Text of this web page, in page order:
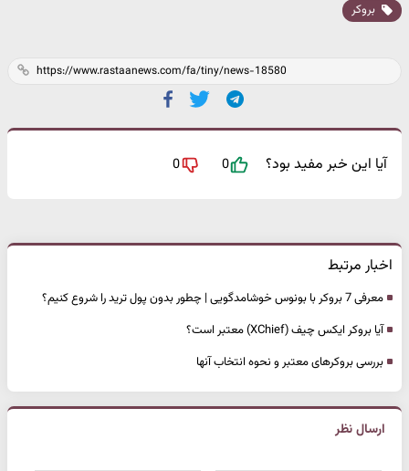
بروکر
آیا این خبر مفید بود؟ 0
0
اخبار مرتبط
معرفی 7 بروکر با بونوس خوشامدگویی | چطور بدون پول ترید را شروع کنیم؟
آیا بروکر ایکس چیف (XChief) معتبر است؟
بررسی بروکرهای معتبر و نحوه انتخاب آنها
ارسال نظر